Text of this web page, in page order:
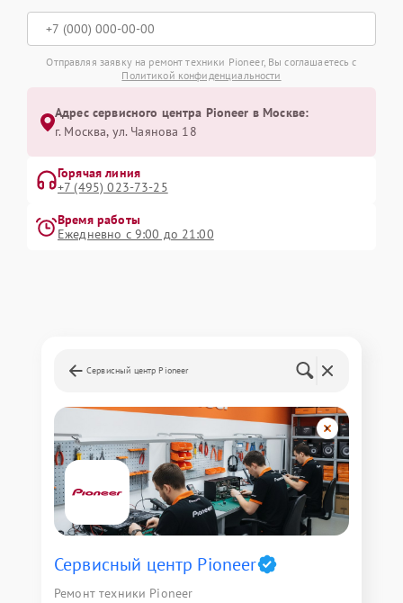
Отправляя заявку на ремонт техники Pioneer, Вы соглашаетесь с
Политикой конфиденциальности
Адрес сервисного центра Pioneer в Москве:
г. Москва, ул. Чаянова 18
Горячая линия
+7 (495) 023-73-25
Время работы
Ежедневно с 9:00 до 21:00
Сервисный центр Pioneer
Сервисный центр Pioneer
Ремонт техники Pioneer